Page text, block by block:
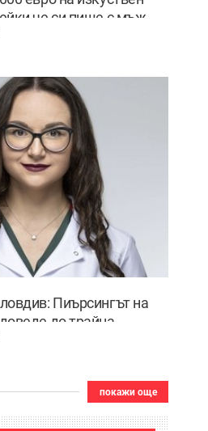
че си пише с мъж
Пиърсингът на
до трайна
покажи още